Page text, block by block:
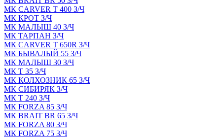
МК CARVER Т 400 З/Ч
МК КРОТ З/Ч
МК МАЛЫШ 40 З/Ч
МК ТАРПАН З/Ч
МК CARVER Т 650R З/Ч
МК БЫВАЛЫЙ 55 З/Ч
МК МАЛЫШ 30 З/Ч
МК Т 35 З/Ч
МК КОЛХОЗНИК 65 З/Ч
МК СИБИРЯК З/Ч
МК Т 240 З/Ч
МК FORZA 85 З/Ч
МК BRAIT BR 65 З/Ч
МК FORZA 80 З/Ч
МК FORZA 75 З/Ч